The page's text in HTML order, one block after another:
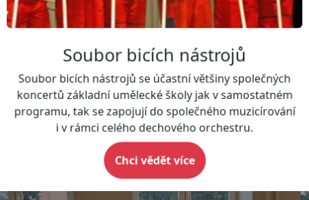
Soubor bicích nástrojů
Soubor bicích nástrojů se účastní většiny společných
koncertů základní umělecké školy jak v samostatném
programu, tak se zapojují do společného muzicírování
i v rámci celého dechového orchestru.
Chci vědět více